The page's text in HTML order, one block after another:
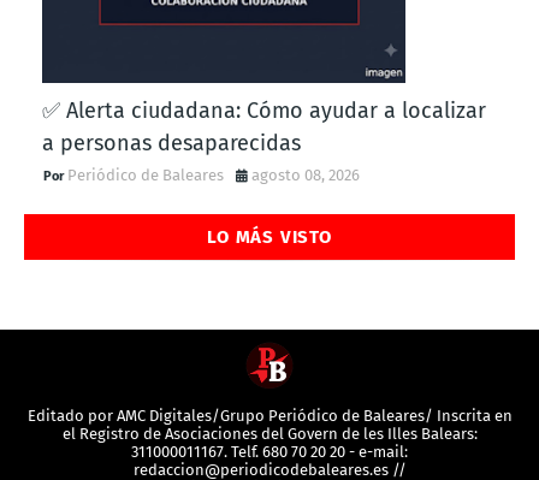
✅ Alerta ciudadana: Cómo ayudar a localizar
a personas desaparecidas
Periódico de Baleares agosto 08, 2026
LO MÁS VISTO
Editado por AMC Digitales/Grupo Periódico de Baleares/ Inscrita en
el Registro de Asociaciones del Govern de les Illes Balears:
311000011167. Telf. 680 70 20 20 - e-mail:
redaccion@periodicodebaleares.es //